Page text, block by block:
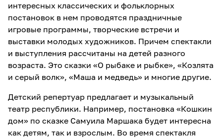
интересных классических и фольклорных
постановок в нем проводятся праздничные
игровые программы, творческие встречи и
выставки молодых художников. Причем спектакли
и выступления рассчитаны на детей разного
возраста. Это сказки «О рыбаке и рыбке», «Козлята
и серый волк», «Маша и медведь» и многие другие.
Детский репертуар предлагает и музыкальный
театр республики. Например, постановка «Кошкин
дом» по сказке Самуила Маршака будет интересна
как детям, так и взрослым. Во время спектакля